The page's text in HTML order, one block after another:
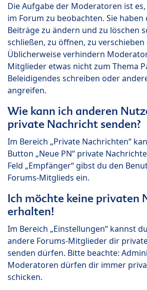
Die Aufgabe der Moderatoren ist es,
im Forum zu beobachten. Sie haben
Beiträge zu ändern und zu löschen
schließen, zu öffnen, zu
Üblicherweise verhindern
Mitglieder etwas nicht zum Thema
Beleidigendes schreiben oder
angreifen.
Wie kann ich anderen
private Nachricht senden?
Im Bereich „Private Nachrichten“
Button „Neue PN“ private
Feld „Empfänger“ gibst du den
Forums-Mitglieds ein.
Ich möchte keine privaten
erhalten!
Im Bereich „Einstellungen“ kannst
andere Forums-Mitglieder dir
senden dürfen. Bitte beachte:
Moderatoren dürfen dir immer
schicken.